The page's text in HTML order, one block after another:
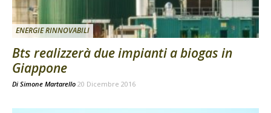
ENERGIE RINNOVABILI
Bts realizzerà due impianti a biogas in
Giappone
Di Simone Martarello 20 Dicembre 2016